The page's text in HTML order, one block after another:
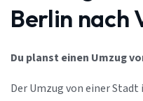
Berlin nach
Du planst einen Umzug
Der Umzug von einer